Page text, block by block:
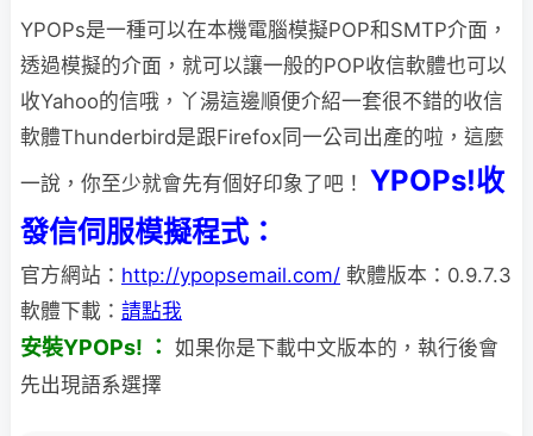
YPOPs是一種可以在本機電腦模擬POP和SMTP介面，
透過模擬的介面，就可以讓一般的POP收信軟體也可以
收Yahoo的信哦，丫湯這邊順便介紹一套很不錯的收信
軟體Thunderbird是跟Firefox同一公司出產的啦，這麼
一說，你至少就會先有個好印象了吧！ YPOPs!收
發信伺服模擬程式：
官方網站： http://ypopsemail.com/ 軟體版本：0.9.7.3
軟體下載： 請點我
安裝YPOPs! ： 如果你是下載中文版本的，執行後會
先出現語系選擇